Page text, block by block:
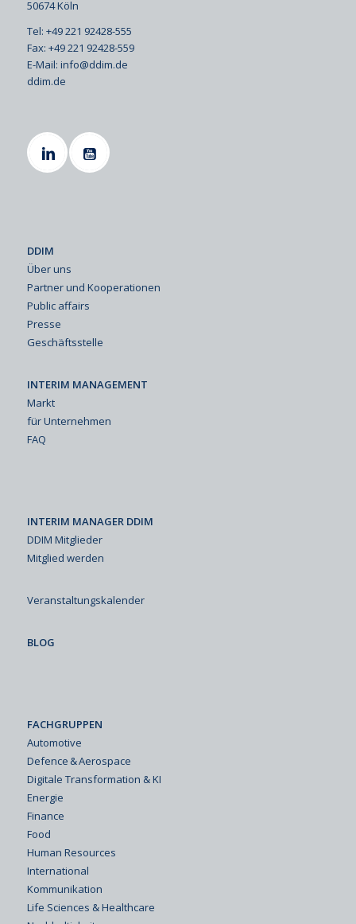
50674 Köln
Tel: +49 221 92428-555
Fax: +49 221 92428-559
E-Mail: info@ddim.de
ddim.de
DDIM
Über uns
Partner und Kooperationen
Public affairs
Presse
Geschäftsstelle
INTERIM MANAGEMENT
Markt
für Unternehmen
FAQ
INTERIM MANAGER DDIM
DDIM Mitglieder
Mitglied werden
Veranstaltungskalender
BLOG
FACHGRUPPEN
Automotive
Defence & Aerospace
Digitale Transformation & KI
Energie
Finance
Food
Human Resources
International
Kommunikation
Life Sciences & Healthcare